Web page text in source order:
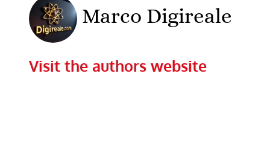
Marco Digireale
Visit the authors website